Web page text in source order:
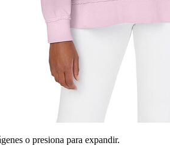
o presiona para expandir.